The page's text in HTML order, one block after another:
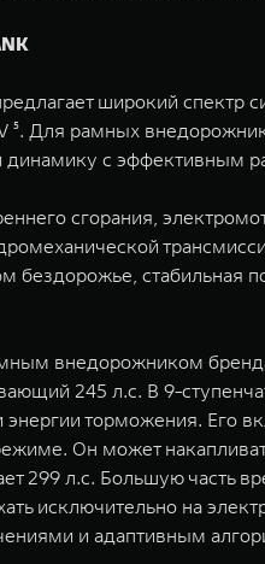
широкий спектр
Для рамных
динамику с эффективным
сгорания,
бездорожье, стабильная
внедорожником
245 л.с. В 9-
торможения. Его
Он может
299 л.с. Большую часть
исключительно на
и адаптивным